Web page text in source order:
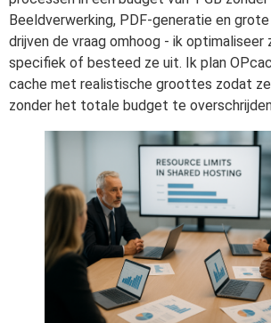
Beeldverwerking, PDF-generatie en
drijven de vraag omhoog - ik optimaliseer
specifiek of besteed ze uit. Ik plan
cache met realistische groottes zodat
zonder het totale budget te